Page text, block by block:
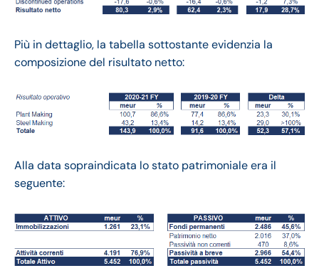
Più in dettaglio, la tabella sottostante evidenzia la
composizione del risultato netto:
Alla data sopraindicata lo stato patrimoniale era il
seguente: